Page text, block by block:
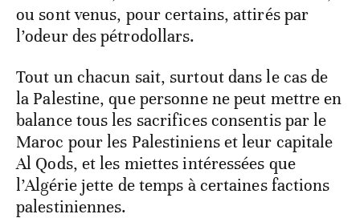
ou sont venus, pour certains, attirés par
l’odeur des pétrodollars.
Tout un chacun sait, surtout dans le cas de
la Palestine, que personne ne peut mettre en
balance tous les sacrifices consentis par le
Maroc pour les Palestiniens et leur capitale
Al Qods, et les miettes intéressées que
l’Algérie jette de temps à certaines factions
palestiniennes.